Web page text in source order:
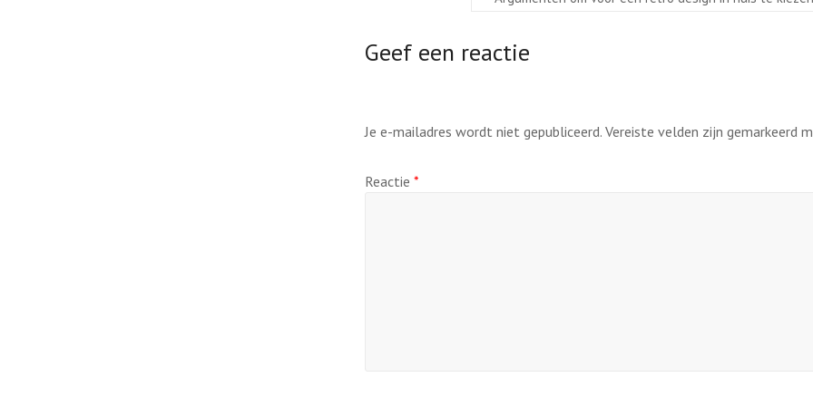
Geef een reactie
Je e-mailadres wordt niet gepubliceerd. Vereiste velden zijn gemarkeerd
Reactie *